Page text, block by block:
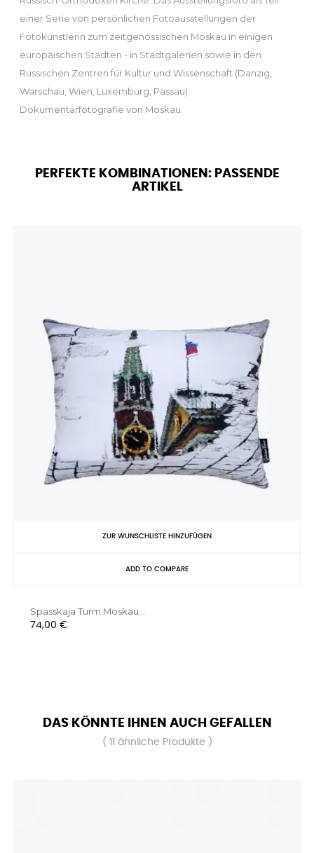
einer Serie von persönlichen Fotoausstellungen der
Fotokünstlerin zum zeitgenössischen Moskau in einigen
europäischen Städten - in Stadtgalerien sowie in den
Russischen Zentren für Kultur und Wissenschaft (Danzig,
Warschau, Wien, Luxemburg, Passau).
Dokumentarfotografie von Moskau.
PERFEKTE KOMBINATIONEN: PASSENDE
ARTIKEL
ZUR WUNSCHLISTE HINZUFÜGEN
ADD TO COMPARE
Spasskaja Turm Moskau...
Preis
74,00 €
DAS KÖNNTE IHNEN AUCH GEFALLEN
( 11 ähnliche Produkte )